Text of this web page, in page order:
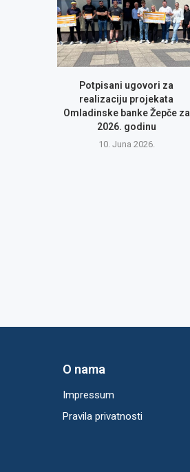
Potpisani ugovori za
realizaciju projekata
Omladinske banke Žepče za
2026. godinu
10. Juna 2026.
O nama
Impressum
Pravila privatnosti